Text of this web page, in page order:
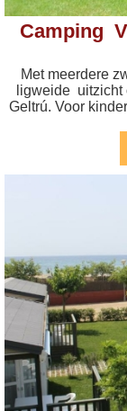
Camping
Met meerdere
ligweide
Geltrú. Voor